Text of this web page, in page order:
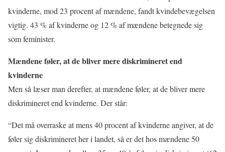
kvinderne, mod 23 procent af mændene, fandt kvindebevægelsen
vigtig. 43 % af kvinderne og 12 % af mændene betegnede sig
som feminister.
Mændene føler, at de bliver mere diskrimineret end
kvinderne
Men så læser man derefter, at mændene føler, at de bliver mere
diskrimineret end kvinderne. Der står:
“Det må overraske at mens 40 procent af kvinderne angiver, at de
føler sig diskrimineret her i landet, så er det hos mændene 50